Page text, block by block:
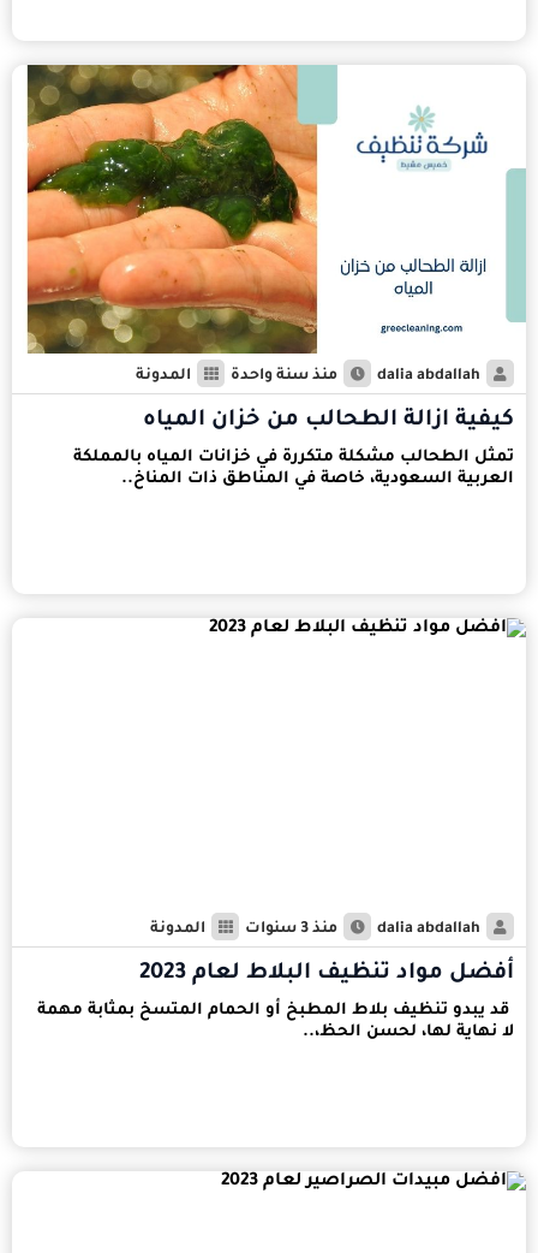
dalia abdallah منذ سنة واحدة المدونة
كيفية ازالة الطحالب من خزان المياه
تمثل الطحالب مشكلة متكررة في خزانات المياه بالمملكة
العربية السعودية، خاصة في المناطق ذات المناخ..
dalia abdallah منذ 3 سنوات المدونة
أفضل مواد تنظيف البلاط لعام 2023
قد يبدو تنظيف بلاط المطبخ أو الحمام المتسخ بمثابة مهمة
لا نهاية لها، لحسن الحظ،..